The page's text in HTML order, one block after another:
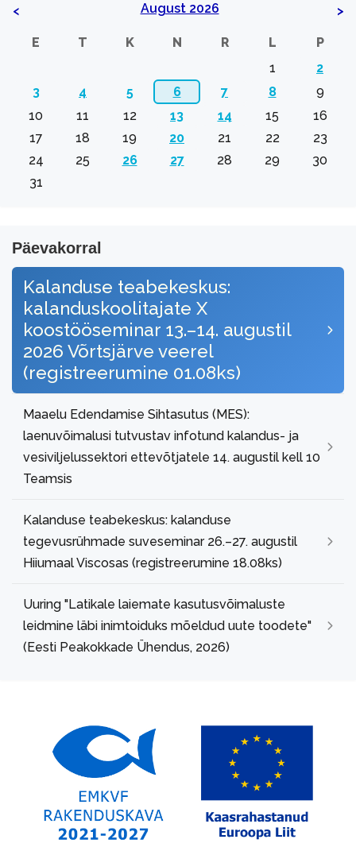
< August 2026 >
E T K N R L
P
1
2
3
4 5 6 7 8
9
10
11 12 13 14 15
16
17
18 19 20 21 22
23
24
25 26 27 28 29
30
31
Päevakorral
Kalanduse teabekeskus:
kalanduskoolitajate X
koostööseminar 13.–14. augustil
2026 Võrtsjärve veerel
(registreerumine 01.08ks)
Maaelu Edendamise Sihtasutus (MES):
laenuvõimalusi tutvustav infotund kalandus- ja
vesiviljelussektori ettevõtjatele 14. augustil kell 10
Teamsis
Kalanduse teabekeskus: kalanduse
tegevusrühmade suveseminar 26.–27. augustil
Hiiumaal Viscosas (registreerumine 18.08ks)
Uuring "Latikale laiemate kasutusvõimaluste
leidmine läbi inimtoiduks mõeldud uute toodete"
(Eesti Peakokkade Ühendus, 2026)